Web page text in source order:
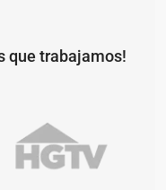
que trabajamos!